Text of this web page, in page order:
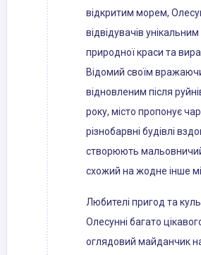
відкритим морем,
відвідувачів
природної краси та
Відомий своїм
відновленим після
року, місто пропонує
різнобарвні будівлі
створюють
схожий на жодне інше
Любителі пригод та
Олесунні багато
оглядовий майданчик